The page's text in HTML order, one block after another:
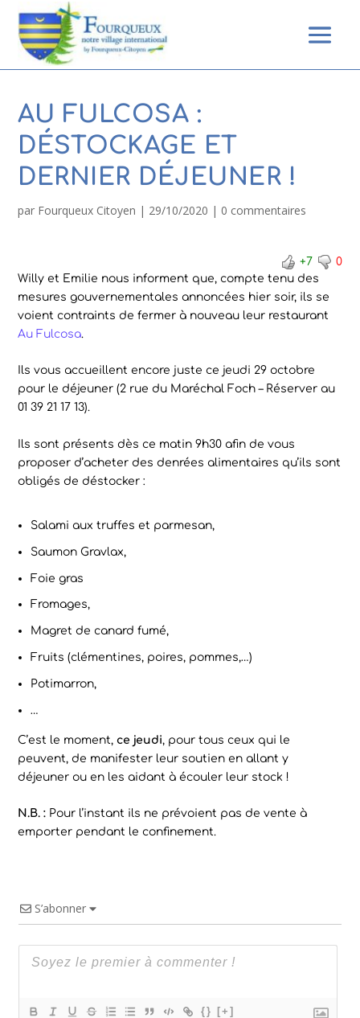
AU FULCOSA :
DÉSTOCKAGE ET
DERNIER DÉJEUNER !
par Fourqueux Citoyen | 29/10/2020 | 0 commentaires
+7
0
Willy et Emilie nous informent que, compte tenu des
mesures gouvernementales annoncées hier soir, ils se
voient contraints de fermer à nouveau leur restaurant
Au Fulcosa.
Ils vous accueillent encore juste ce jeudi 29 octobre
pour le déjeuner (2 rue du Maréchal Foch – Réserver au
01 39 21 17 13).
Ils sont présents dès ce matin 9h30 afin de vous
proposer d’acheter des denrées alimentaires qu’ils sont
obligés de déstocker :
Salami aux truffes et parmesan,
Saumon Gravlax,
Foie gras
Fromages,
Magret de canard fumé,
Fruits (clémentines, poires, pommes,…)
Potimarron,
…
C’est le moment, ce jeudi, pour tous ceux qui le
peuvent, de manifester leur soutien en allant y
déjeuner ou en les aidant à écouler leur stock !
N.B. : Pour l’instant ils ne prévoient pas de vente à
emporter pendant le confinement.
S’abonner
{} [+]